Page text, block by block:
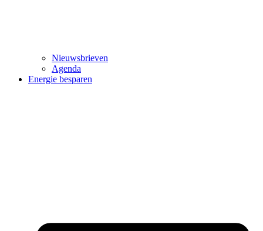
Nieuwsbrieven
Agenda
Energie besparen